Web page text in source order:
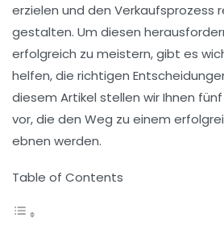
erzielen und den Verkaufsprozess
gestalten. Um diesen
erfolgreich zu meistern, gibt es
helfen, die richtigen
diesem Artikel stellen wir Ihnen fünf
vor, die den Weg zu einem
ebnen werden.
Table of Contents